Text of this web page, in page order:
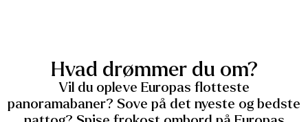
Hvad drømmer du om?
Vil du opleve Europas flotteste
panoramabaner? Sove på det nyeste og bedste